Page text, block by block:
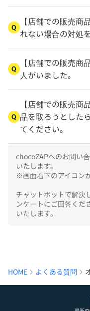
Q
【店舗での販売商
れない場合の対処
Q
【店舗での販売商
人がいました。
Q
【店舗での販売
品を取ろうとした
てください。
chocoZAPへのお問い
いたします。
※画面右下のアイコン
チャットボットで解決
ンケートにご回答くだ
いたします。
HOME よくある質問